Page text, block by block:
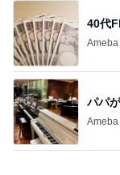
桃 子
Ameba